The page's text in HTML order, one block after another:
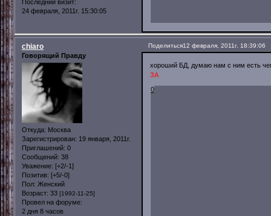
Последний визит:
24 февраля, 2011г. 15:30:05
Поделиться12 февраля, 2011г. 18:39:06
chiaro
Говорящий Правду
Откуда: Москва
Зарегистрирован: 19 января, 2011г.
Приглашений: 0
Сообщений: 38
Уважение: [+2/-1]
Позитив: [+5/-0]
Пол: Женский
Возраст: 33 [1992-11-25]
Провел на форуме:
2 дня 8 часов
хороший БД, думаю нам с ним есть
ЗА
0